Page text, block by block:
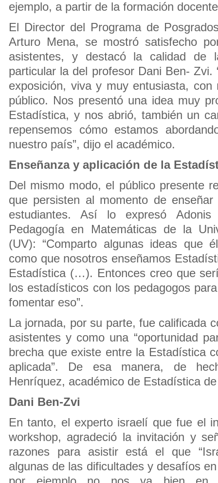
ejemplo, a partir de la formación
El Director del Programa de
Arturo Mena, se mostró satisfecho
asistentes, y destacó la calidad de
particular la del profesor Dani Ben- Zvi.
exposición, viva y muy entusiasta, con
público. Nos presentó una idea muy
Estadística, y nos abrió, también un
repensemos cómo estamos
nuestro país”, dijo el académico.
Enseñanza y aplicación de la
Del mismo modo, el público presente
que persisten al momento de
estudiantes. Así lo expresó
Pedagogía en Matemáticas de la
(UV): “Comparto algunas ideas que
como que nosotros enseñamos
Estadística (…). Entonces creo que
los estadísticos con los pedagogos
fomentar eso”.
La jornada, por su parte, fue calificada
asistentes y como una “oportunidad
brecha que existe entre la Estadística
aplicada”. De esa manera, de
Henríquez, académico de Estadística
Dani Ben-Zvi
En tanto, el experto israelí que fue el
workshop, agradeció la invitación y
razones para asistir está el que
algunas de las dificultades y desafíos